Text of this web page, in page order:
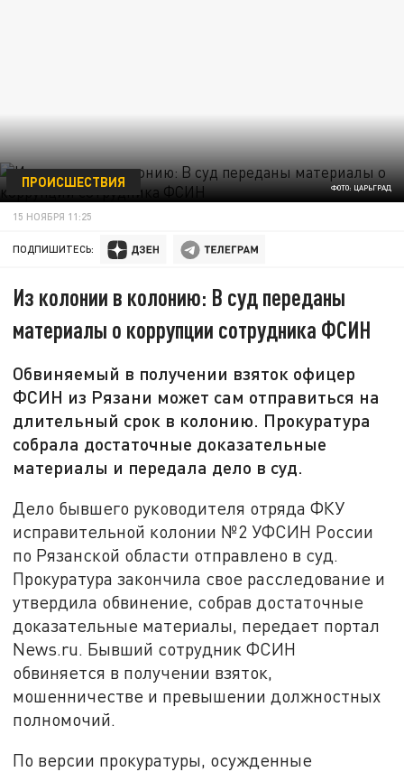
ФОТО: ЦАРЬГРАД
ПРОИСШЕСТВИЯ
15 НОЯБРЯ 11:25
ПОДПИШИТЕСЬ:
Из колонии в колонию: В суд переданы
материалы о коррупции сотрудника ФСИН
Обвиняемый в получении взяток офицер
ФСИН из Рязани может сам отправиться на
длительный срок в колонию. Прокуратура
собрала достаточные доказательные
материалы и передала дело в суд.
Дело бывшего руководителя отряда ФКУ
исправительной колонии №2 УФСИН России
по Рязанской области отправлено в суд.
Прокуратура закончила свое расследование и
утвердила обвинение, собрав достаточные
доказательные материалы, передает портал
News.ru. Бывший сотрудник ФСИН
обвиняется в получении взяток,
мошенничестве и превышении должностных
полномочий.
По версии прокуратуры, осужденные